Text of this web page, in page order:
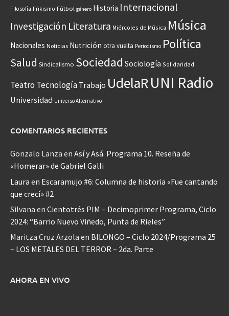
Filosofía Frikismo Fútbol género Historia Internacional
Investigación Literatura Miércoles de Música Música
Nacionales Noticias Nutrición otra vuelta Periodismo Política
Salud Sindicalismo Sociedad Sociología Solidaridad
Teatro Tecnología Trabajo UdelaRUNI Radio
Universidad Universo Alternativo
COMENTARIOS RECIENTES
Gonzalo Lanza en Así y Asá. Programa 10. Reseña de
«Homerar» de Gabriel Galli
Laura en Escaramujo #6: Columna de historia «Fue cantando
que crecí» #2
Silvana en Cientotrés PIM – Decimoprimer Programa, Ciclo
2024: “Barrio Nuevo Viñedo, Punta de Rieles”
Maritza Cruz Arzola en BILONGO – Ciclo 2024/Programa 25
– LOS METALES DEL TERROR – 2da. Parte
AHORA EN VIVO